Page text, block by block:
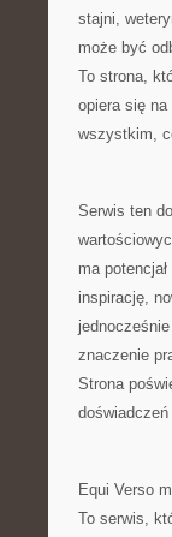
stajni,
może być
To strona,
opiera się
wszystkim,
Serwis ten
ma
inspirację,
znaczenie
Strona
Equi Verso
To serwis,